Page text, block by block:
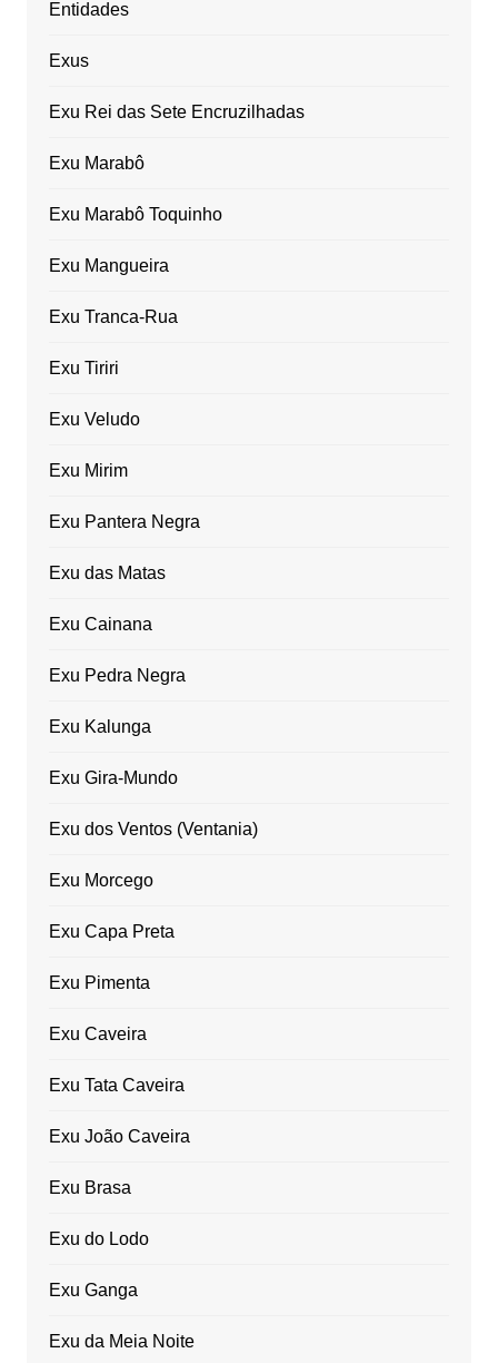
Entidades
Exus
Exu Rei das Sete Encruzilhadas
Exu Marabô
Exu Marabô Toquinho
Exu Mangueira
Exu Tranca-Rua
Exu Tiriri
Exu Veludo
Exu Mirim
Exu Pantera Negra
Exu das Matas
Exu Cainana
Exu Pedra Negra
Exu Kalunga
Exu Gira-Mundo
Exu dos Ventos (Ventania)
Exu Morcego
Exu Capa Preta
Exu Pimenta
Exu Caveira
Exu Tata Caveira
Exu João Caveira
Exu Brasa
Exu do Lodo
Exu Ganga
Exu da Meia Noite